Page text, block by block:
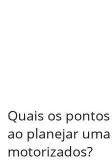
Quais os
ao planejar
motorizados?